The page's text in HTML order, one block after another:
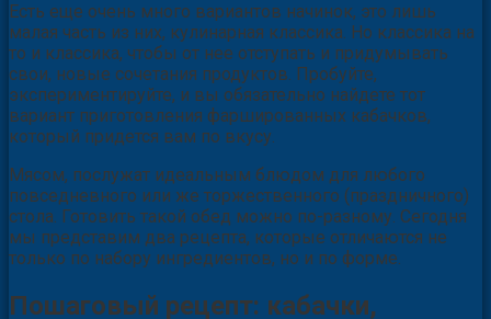
Есть еще очень много вариантов начинок, это лишь
малая часть из них, кулинарная классика. Но классика на
то и классика, чтобы от нее отступать и придумывать
свои, новые сочетания продуктов. Пробуйте,
экспериментируйте, и вы обязательно найдете тот
вариант приготовления фаршированных кабачков,
который придется вам по вкусу.
Мясом, послужат идеальным блюдом для любого
повседневного или же торжественного (праздничного)
стола. Готовить такой обед можно по-разному. Сегодня
мы представим два рецепта, которые отличаются не
только по набору ингредиентов, но и по форме.
Пошаговый рецепт: кабачки,